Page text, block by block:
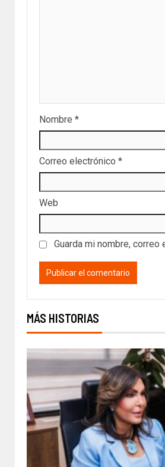
Nombre *
Correo electrónico *
Web
Guarda mi nombre,
MÁS HISTORIAS